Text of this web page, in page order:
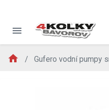
menu
home Gufero vodní pumpy